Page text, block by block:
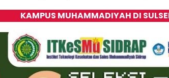
KAMPUS MUHAMMADIYAH DI